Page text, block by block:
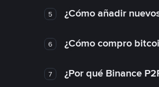
5 ¿Cómo añadir
6 ¿Cómo compro
7 ¿Por qué Binance